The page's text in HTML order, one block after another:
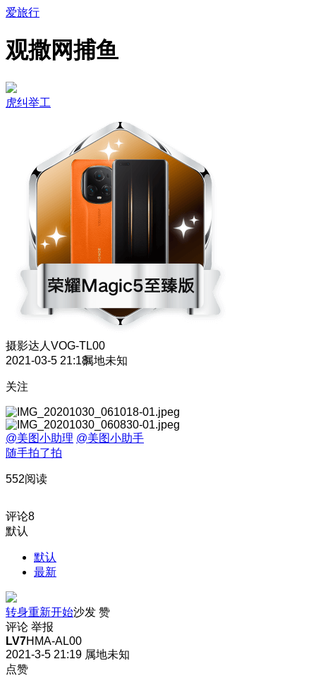
爱旅行
观撒网捕鱼
虎纠举工
摄影达人 VOG-TL00
2021-03-5 21:18属地未知
关注
@美图小助理 @美图小助手
随手拍了拍
552阅读
评论8
默认
默认
最新
转身重新开始沙发 赞
评论 举报
LV7HMA-AL00
2021-3-5 21:19 属地未知
点赞